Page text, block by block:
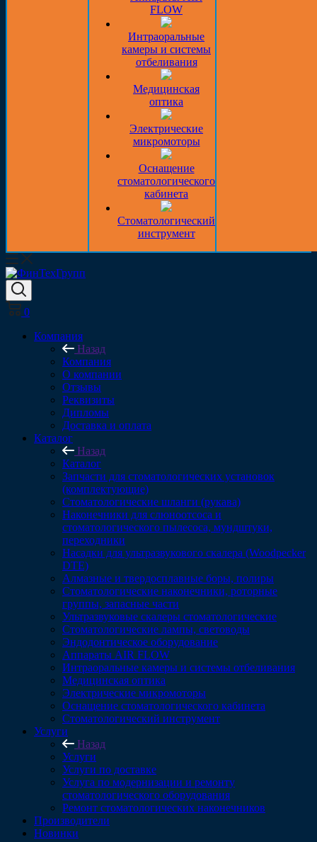
FLOW
Интраоральные
камеры и системы
отбеливания
Медицинская
оптика
Электрические
микромоторы
Оснащение
стоматологического
кабинета
Стоматологический
инструмент
0
Компания
Назад
Компания
О компании
Отзывы
Реквизиты
Дипломы
Доставка и оплата
Каталог
Назад
Каталог
Запчасти для стоматологических установок
(комплектующие)
Стоматологические шланги (рукава)
Наконечники для слюноотсоса и
стоматологического пылесоса, мундштуки,
переходники
Насадки для ультразвукового скалера (Woodpecker
DTE)
Алмазные и твердосплавные боры, полиры
Стоматологические наконечники, роторные
группы, запасные части
Ультразвуковые скалеры стоматологические
Стоматологические лампы, световоды
Эндодонтическое оборудование
Аппараты AIR FLOW
Интраоральные камеры и системы отбеливания
Медицинская оптика
Электрические микромоторы
Оснащение стоматологического кабинета
Стоматологический инструмент
Услуги
Назад
Услуги
Услуги по доставке
Услуга по модернизации и ремонту
стоматологического оборудования
Ремонт стоматологических наконечников
Производители
Новинки